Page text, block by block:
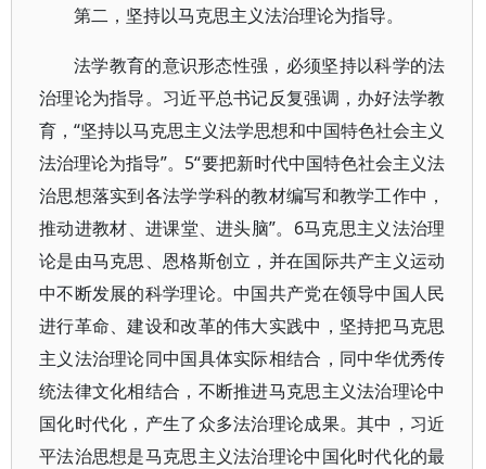
第二，坚持以马克思主义法治理论为指导。
法学教育的意识形态性强，必须坚持以科学的法
治理论为指导。习近平总书记反复强调，办好法学教
育，“坚持以马克思主义法学思想和中国特色社会主义
法治理论为指导”。5“要把新时代中国特色社会主义法
治思想落实到各法学学科的教材编写和教学工作中，
推动进教材、进课堂、进头脑”。6马克思主义法治理
论是由马克思、恩格斯创立，并在国际共产主义运动
中不断发展的科学理论。中国共产党在领导中国人民
进行革命、建设和改革的伟大实践中，坚持把马克思
主义法治理论同中国具体实际相结合，同中华优秀传
统法律文化相结合，不断推进马克思主义法治理论中
国化时代化，产生了众多法治理论成果。其中，习近
平法治思想是马克思主义法治理论中国化时代化的最